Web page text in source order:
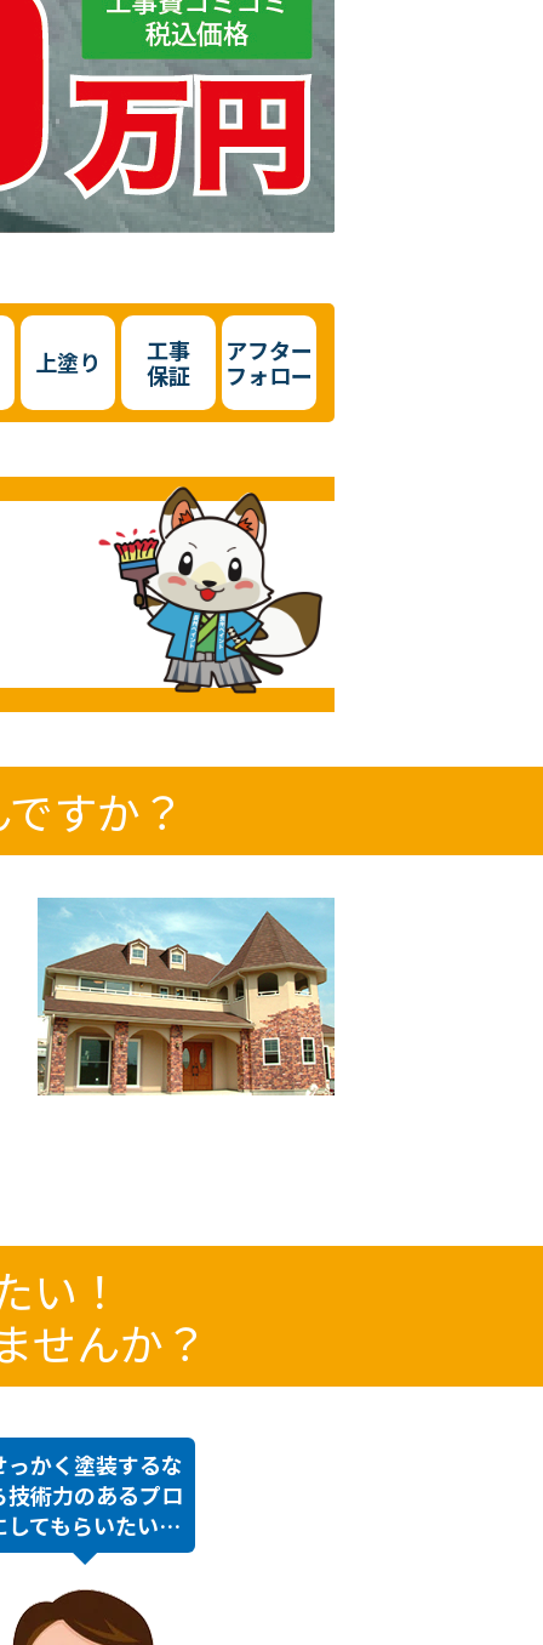
上塗り
工事
保証
アフター
フォロー
すか？
い！
せんか？
っかく塗装するな
技術力のあるプロ
してもらいたい…